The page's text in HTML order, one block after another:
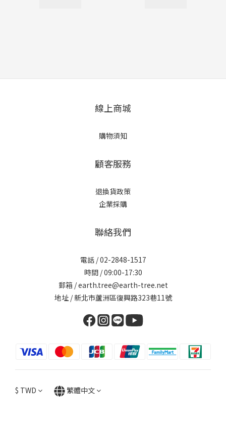
線上商城
購物須知
顧客服務
退換貨政策
企業採購
聯絡我們
電話 / 02-2848-1517
時間 / 09:00-17:30
郵箱 / earth.tree@earth-tree.net
地址 / 新北市蘆洲區復興路323巷11號
$ TWD 繁體中文